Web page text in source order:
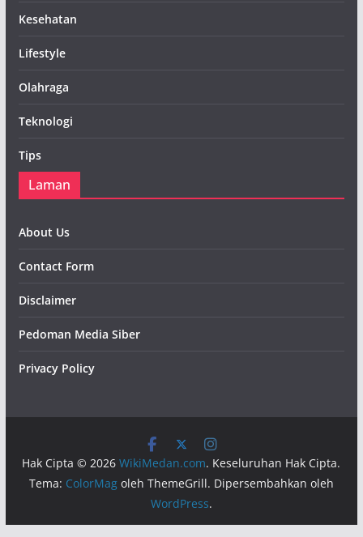
Kesehatan
Lifestyle
Olahraga
Teknologi
Tips
Laman
About Us
Contact Form
Disclaimer
Pedoman Media Siber
Privacy Policy
Hak Cipta © 2026WikiMedan.com. Keseluruhan Hak Cipta.
Tema: ColorMagoleh ThemeGrill. Dipersembahkan oleh
WordPress.